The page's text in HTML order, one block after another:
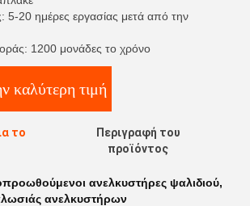
20 ημέρες εργασίας μετά από την
1200 μονάδες το χρόνο
καλύτερη τιμή
το
Περιγραφή του
προϊόντος
ανελκυστήρες ψαλιδιού,
ανελκυστήρων